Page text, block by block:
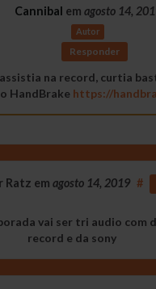
Cannibal em agosto 14,
Autor
Responder
na record, curtia
HandBrake https://
Ratz em agosto 14, 2019 #
vai ser tri audio com
record e da sony